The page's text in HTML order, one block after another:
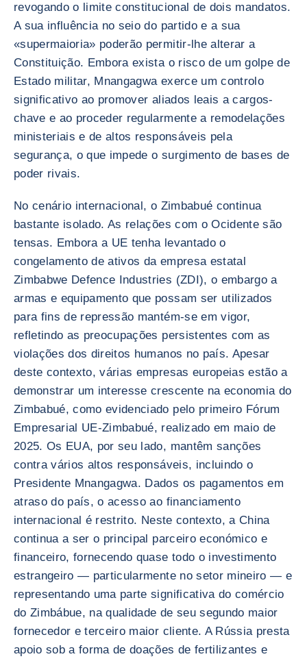
revogando o limite constitucional de dois mandatos.
A sua influência no seio do partido e a sua
«supermaioria» poderão permitir-lhe alterar a
Constituição. Embora exista o risco de um golpe de
Estado militar, Mnangagwa exerce um controlo
significativo ao promover aliados leais a cargos-
chave e ao proceder regularmente a remodelações
ministeriais e de altos responsáveis pela
segurança, o que impede o surgimento de bases de
poder rivais.
No cenário internacional, o Zimbabué continua
bastante isolado. As relações com o Ocidente são
tensas. Embora a UE tenha levantado o
congelamento de ativos da empresa estatal
Zimbabwe Defence Industries (ZDI), o embargo a
armas e equipamento que possam ser utilizados
para fins de repressão mantém-se em vigor,
refletindo as preocupações persistentes com as
violações dos direitos humanos no país. Apesar
deste contexto, várias empresas europeias estão a
demonstrar um interesse crescente na economia do
Zimbabué, como evidenciado pelo primeiro Fórum
Empresarial UE-Zimbabué, realizado em maio de
2025. Os EUA, por seu lado, mantêm sanções
contra vários altos responsáveis, incluindo o
Presidente Mnangagwa. Dados os pagamentos em
atraso do país, o acesso ao financiamento
internacional é restrito. Neste contexto, a China
continua a ser o principal parceiro económico e
financeiro, fornecendo quase todo o investimento
estrangeiro — particularmente no setor mineiro — e
representando uma parte significativa do comércio
do Zimbábue, na qualidade de seu segundo maior
fornecedor e terceiro maior cliente. A Rússia presta
apoio sob a forma de doações de fertilizantes e